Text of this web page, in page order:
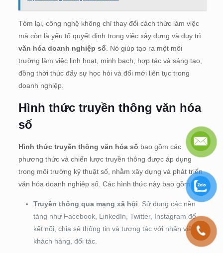
Tóm lại, công nghệ không chỉ thay đổi cách thức làm việc
mà còn là yếu tố quyết định trong việc xây dựng và duy trì
văn hóa doanh nghiệp số . Nó giúp tạo ra một môi
trường làm việc linh hoạt, minh bạch, hợp tác và sáng tạo,
đồng thời thúc đẩy sự học hỏi và đổi mới liên tục trong
doanh nghiệp.
Hình thức truyền thông văn hóa
số
Hình thức truyền thông văn hóa số bao gồm các
phương thức và chiến lược truyền thông được áp dụng
trong môi trường kỹ thuật số, nhằm xây dựng và phát triển
văn hóa doanh nghiệp số. Các hình thức này bao gồm:
Truyền thông qua mạng xã hội: Sử dụng các nền
tảng như Facebook, LinkedIn, Twitter, Instagram để
kết nối, chia sẻ thông tin và tương tác với nhân viên,
khách hàng, đối tác.